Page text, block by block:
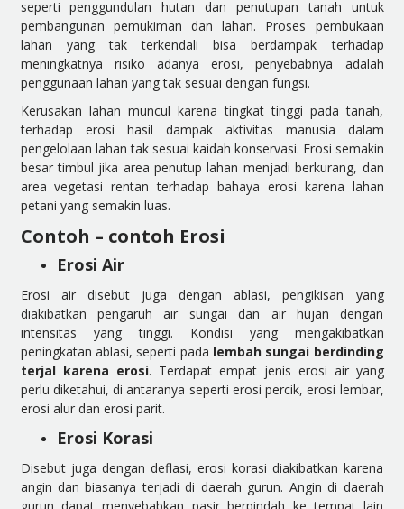
seperti penggundulan hutan dan penutupan tanah untuk
pembangunan pemukiman dan lahan. Proses pembukaan
lahan yang tak terkendali bisa berdampak terhadap
meningkatnya risiko adanya erosi, penyebabnya adalah
penggunaan lahan yang tak sesuai dengan fungsi.
Kerusakan lahan muncul karena tingkat tinggi pada tanah,
terhadap erosi hasil dampak aktivitas manusia dalam
pengelolaan lahan tak sesuai kaidah konservasi. Erosi semakin
besar timbul jika area penutup lahan menjadi berkurang, dan
area vegetasi rentan terhadap bahaya erosi karena lahan
petani yang semakin luas.
Contoh – contoh Erosi
Erosi Air
Erosi air disebut juga dengan ablasi, pengikisan yang
diakibatkan pengaruh air sungai dan air hujan dengan
intensitas yang tinggi. Kondisi yang mengakibatkan
peningkatan ablasi, seperti pada lembah sungai berdinding
terjal karena erosi. Terdapat empat jenis erosi air yang
perlu diketahui, di antaranya seperti erosi percik, erosi lembar,
erosi alur dan erosi parit.
Erosi Korasi
Disebut juga dengan deflasi, erosi korasi diakibatkan karena
angin dan biasanya terjadi di daerah gurun. Angin di daerah